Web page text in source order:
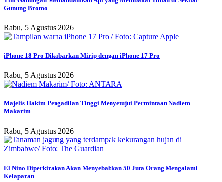
Gunung Bromo
Rabu, 5 Agustus 2026
iPhone 18 Pro Dikabarkan Mirip dengan iPhone 17 Pro
Rabu, 5 Agustus 2026
Majelis Hakim Pengadilan Tinggi Menyetujui Permintaan Nadiem
Makarim
Rabu, 5 Agustus 2026
El Nino Diperkirakan Akan Menyebabkan 50 Juta Orang Mengalami
Kelaparan